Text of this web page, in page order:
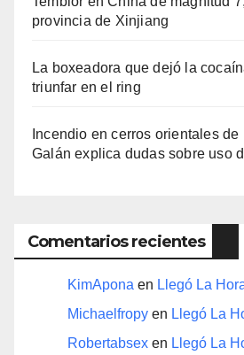
provincia de Xinjiang
La boxeadora que dejó la
triunfar en el ring​
Incendio en cerros orientales
Galán explica dudas sobre uso
Comentarios recientes
KimApona en Llegó La
Michaelfropy en Llegó La
Robertabsex en Llegó La